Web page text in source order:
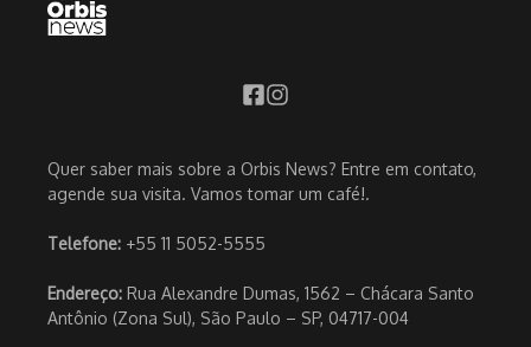
Quer saber mais sobre a Orbis News? Entre em contato,
agende sua visita. Vamos tomar um café!.
Telefone: +55 11 5052-5555
Endereço: Rua Alexandre Dumas, 1562 – Chácara Santo
Antônio (Zona Sul), São Paulo – SP, 04717-004